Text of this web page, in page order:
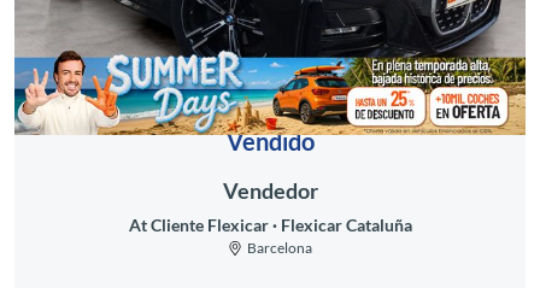
Vendido
Vendedor
At Cliente Flexicar Flexicar Cataluña
Barcelona